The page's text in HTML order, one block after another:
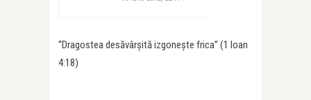
“Dragostea desăvârşită izgoneşte frica” (1 Ioan
4:18)